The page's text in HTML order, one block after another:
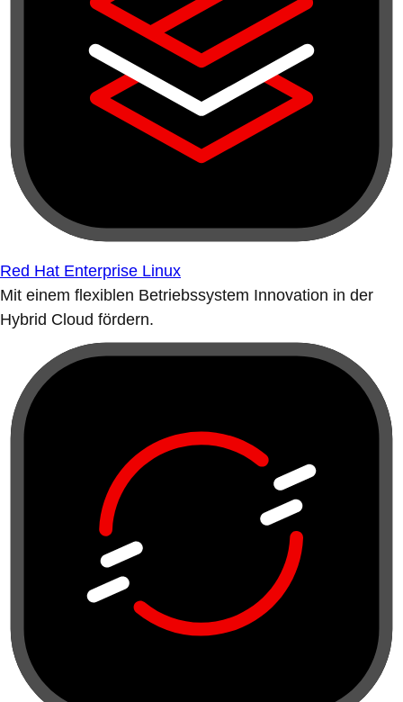
Red Hat Enterprise Linux
Mit einem flexiblen Betriebssystem Innovation in der
Hybrid Cloud fördern.